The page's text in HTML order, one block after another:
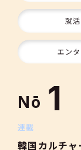
就活
エン
Nō
9
1
2
連載
韓国カルチ